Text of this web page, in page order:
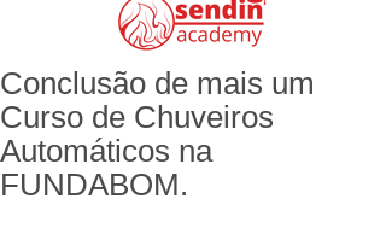
Conclusão de mais um
Curso de Chuveiros
Automáticos na
FUNDABOM.